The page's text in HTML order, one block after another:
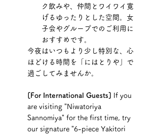
ク飲みや、仲間とワイワイ寛
げるゆったりとした空間。女
子会やグループでのご利用に
おすすめです。
今夜はいつもより少し特別な、心
ほどける時間を「にはとりや」で
過ごしてみませんか。
[For International Guests] If you
are visiting "Niwatoriya
Sannomiya" for the first time, try
our signature "6-piece Yakitori